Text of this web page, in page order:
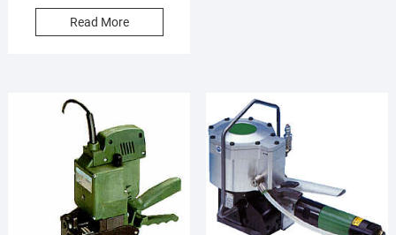
Read More